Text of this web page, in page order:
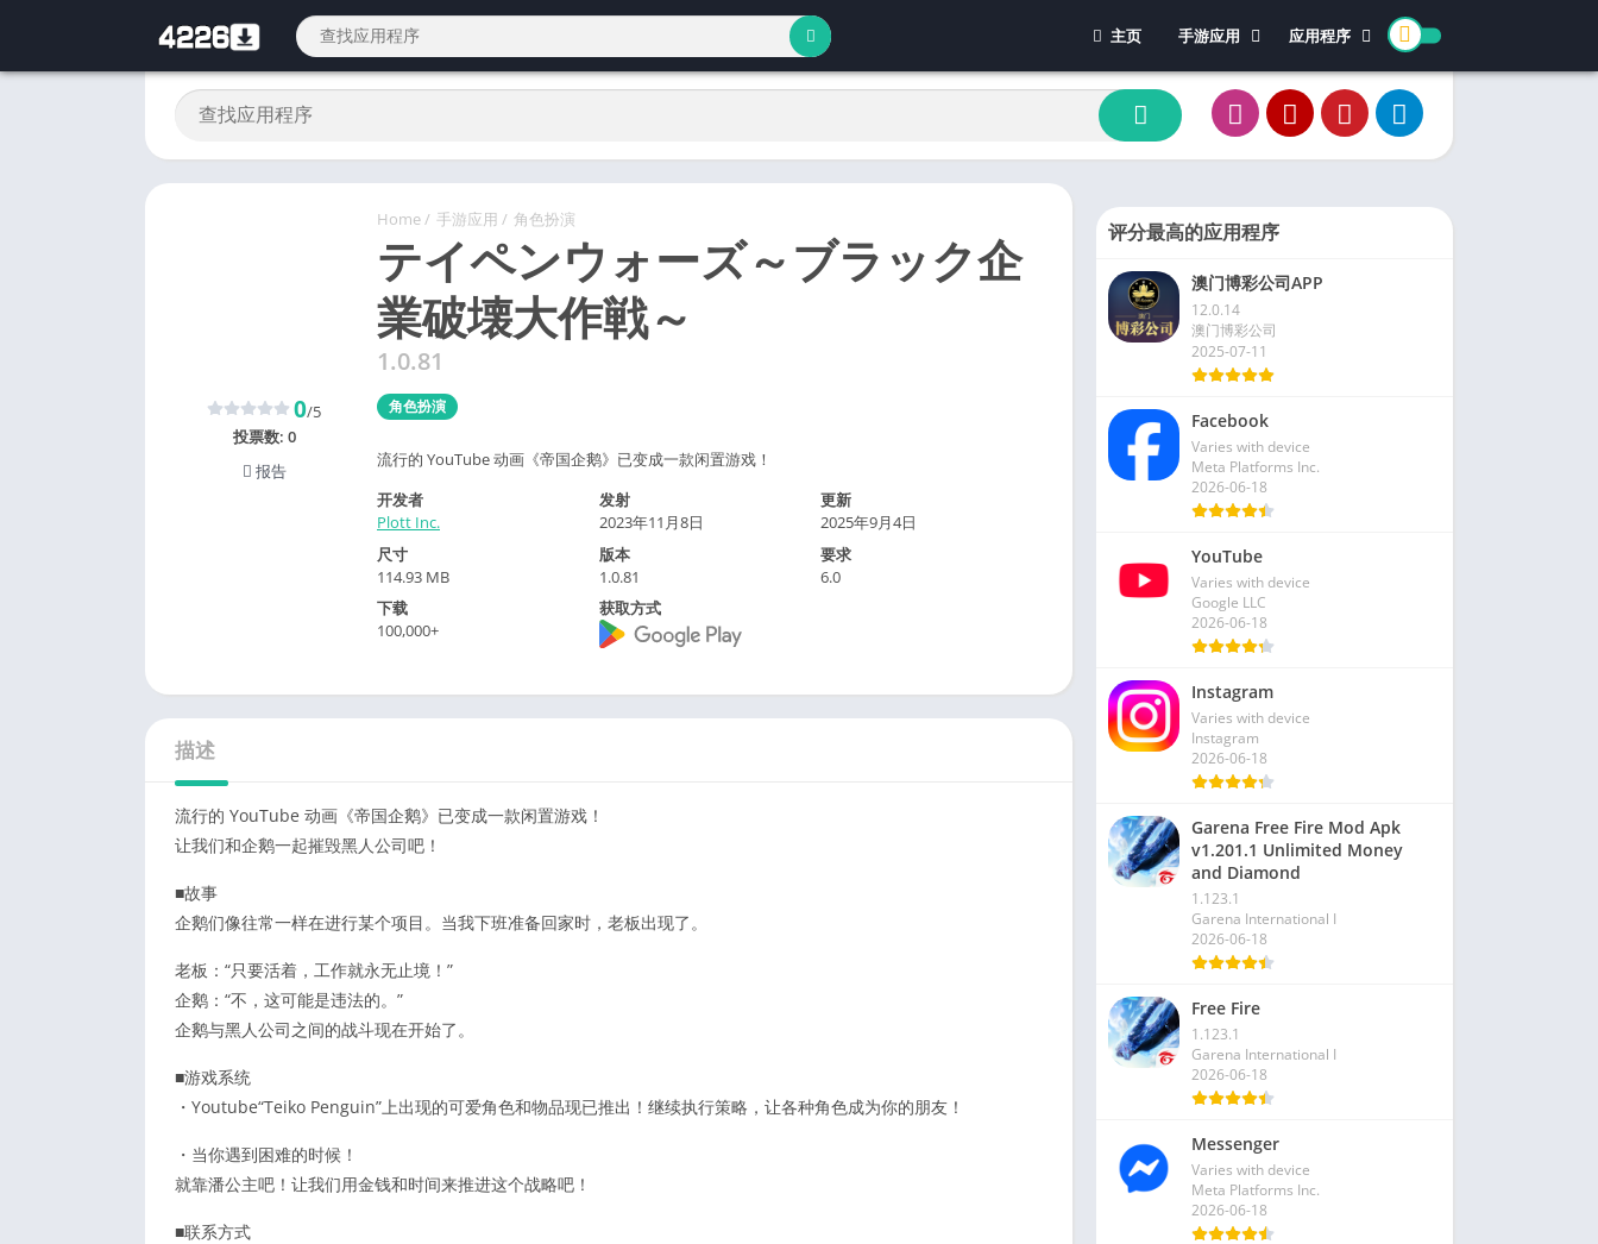
主页
手游应用
休闲游戏
冒险游戏
教育游戏
角色扮演
文字游戏
竞速游戏
策略游戏
应用程序
体育
办公
Home/ 手游应用 / 角色扮演
テイペンウォーズ～ブラック企
業破壊大作戦～
1.0.81
角色扮演
流行的 YouTube 动画《帝国企鹅》已变成一款闲置游戏！
0/5
投票数: 0
报告
开发者
Plott Inc.
发射
2023年11月8日
更新
2025年9月4日
尺寸
114.93 MB
版本
1.0.81
要求
6.0
下载
100,000+
获取方式
描述
流行的 YouTube 动画《帝国企鹅》已变成一款闲置游戏！
让我们和企鹅一起摧毁黑人公司吧！
■故事
企鹅们像往常一样在进行某个项目。当我下班准备回家时，老板出现了。
老板：“只要活着，工作就永无止境！”
企鹅：“不，这可能是违法的。”
企鹅与黑人公司之间的战斗现在开始了。
■游戏系统
・Youtube“Teiko Penguin”上出现的可爱角色和物品现已推出！继续执行策略，让各种角色成为你的朋友！
・当你遇到困难的时候！
就靠潘公主吧！让我们用金钱和时间来推进这个战略吧！
■联系方式
评分最高的应用程序
澳门博彩公司APP
12.0.14
澳门博彩公司
2025-07-11
Facebook
Varies with device
Meta Platforms Inc.
2026-06-18
YouTube
Varies with device
Google LLC
2026-06-18
Instagram
Varies with device
Instagram
2026-06-18
Garena Free Fire Mod Apk
v1.201.1 Unlimited Money
and Diamond
1.123.1
Garena International I
2026-06-18
Free Fire
1.123.1
Garena International I
2026-06-18
Messenger
Varies with device
Meta Platforms Inc.
2026-06-18